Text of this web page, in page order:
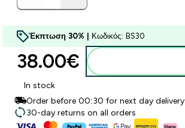
Έκπτωση 30% | Κωδικός: BS30
38.00€‎
In stock
Order before 00:30 for next day delivery
30-day returns on all orders